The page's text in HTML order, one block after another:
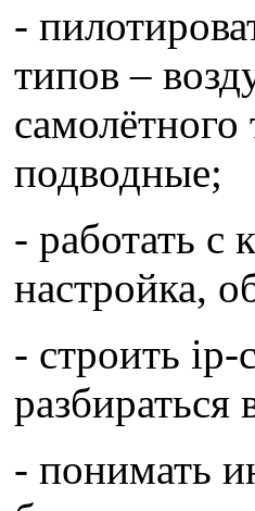
-
типов –
подводные;
- работать
настройка,
- строить ip-
разбираться
- понимать